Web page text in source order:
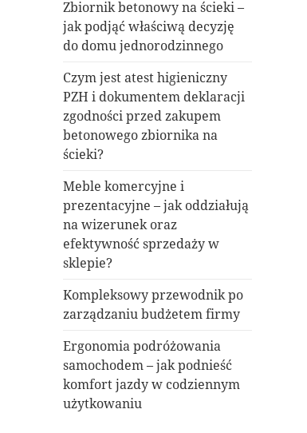
Zbiornik betonowy na ścieki –
jak podjąć właściwą decyzję
do domu jednorodzinnego
Czym jest atest higieniczny
PZH i dokumentem deklaracji
zgodności przed zakupem
betonowego zbiornika na
ścieki?
Meble komercyjne i
prezentacyjne – jak oddziałują
na wizerunek oraz
efektywność sprzedaży w
sklepie?
Kompleksowy przewodnik po
zarządzaniu budżetem firmy
Ergonomia podróżowania
samochodem – jak podnieść
komfort jazdy w codziennym
użytkowaniu